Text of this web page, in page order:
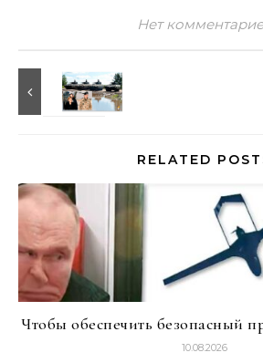
Нет
RELATED
Чтобы обеспечить безопасный
10.08.2026